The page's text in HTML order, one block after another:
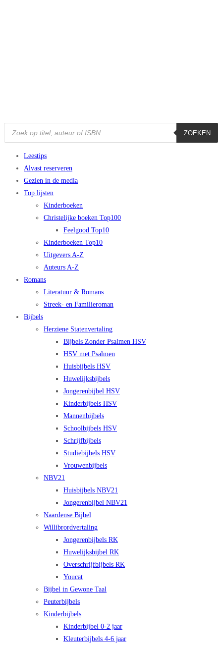
Producten
zoeken
ZOEKEN
Leestips
Alvast reserveren
Gezien in de media
Top lijsten
Kinderboeken
Christelijke boeken Top100
Feelgood Top10
Kinderboeken Top10
Uitgevers A-Z
Auteurs A-Z
Romans
Literatuur & Romans
Streek- en Familieroman
Bijbels
Herziene Statenvertaling
Bijbels Zonder Psalmen HSV
HSV met Psalmen
Huisbijbels HSV
Huwelijksbijbels
Jongerenbijbel HSV
Kinderbijbels HSV
Mannenbijbels
Schoolbijbels HSV
Schrijfbijbels
Studiebijbels HSV
Vrouwenbijbels
NBV21
Huisbijbels NBV21
Jongerenbijbel NBV21
Naardense Bijbel
Willibrordvertaling
Jongerenbijbels RK
Huwelijksbijbel RK
Overschrijfbijbels RK
Youcat
Bijbel in Gewone Taal
Peuterbijbels
Kinderbijbels
Kinderbijbel 0-2 jaar
Kleuterbijbels 4-6 jaar